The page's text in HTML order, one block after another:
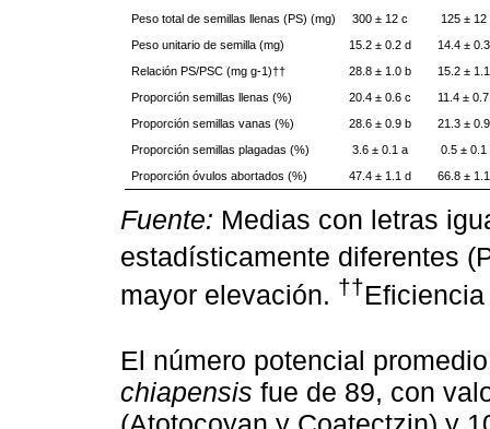
Peso total de semillas llenas (PS) (mg) 300 ± 12 c
125 ± 12
Peso unitario de semilla (mg)
15.2 ± 0.2 d
14.4 ±
Relación PS/PSC (mg g-1)††
28.8 ± 1.0 b
15.2 ±
Proporción semillas llenas (%)
20.4 ± 0.6 c
11.4 ±
Proporción semillas vanas (%)
28.6 ± 0.9 b
21.3 ±
Proporción semillas plagadas (%)
3.6 ± 0.1 a
0.5 ± 0.1
Proporción óvulos abortados (%)
47.4 ± 1.1 d 66.8 ±
Fuente: Medias con letras
estadísticamente diferentes
mayor elevación. ††
El número potencial
chiapensis fue de 89, con